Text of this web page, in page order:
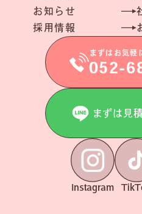
052-
受付時間
定休日
お問い合わせ
LINEでエン
エントリー
お知らせ
採用情報
まずはお気軽
052-
まずは見
Instagram